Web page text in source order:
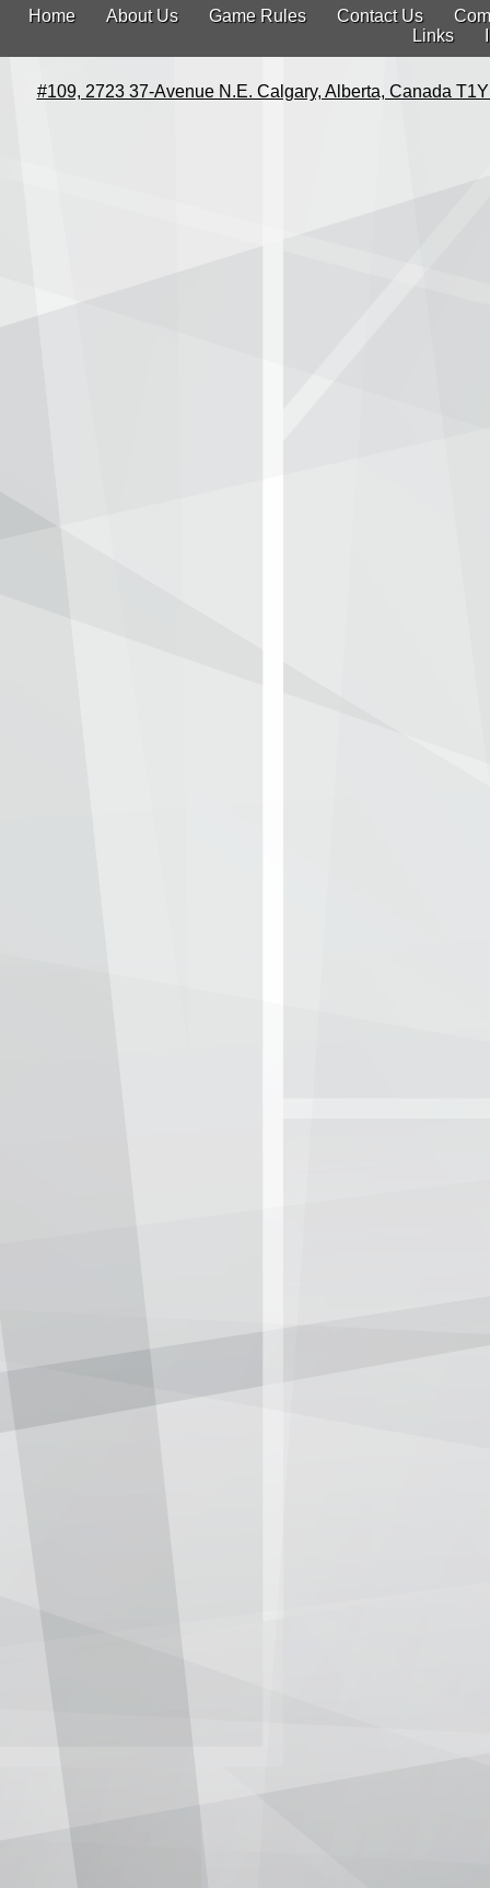
Home About Us Game Rules Contact Us
Links
#109, 2723 37-Avenue N.E. Calgary, Alberta, Canada